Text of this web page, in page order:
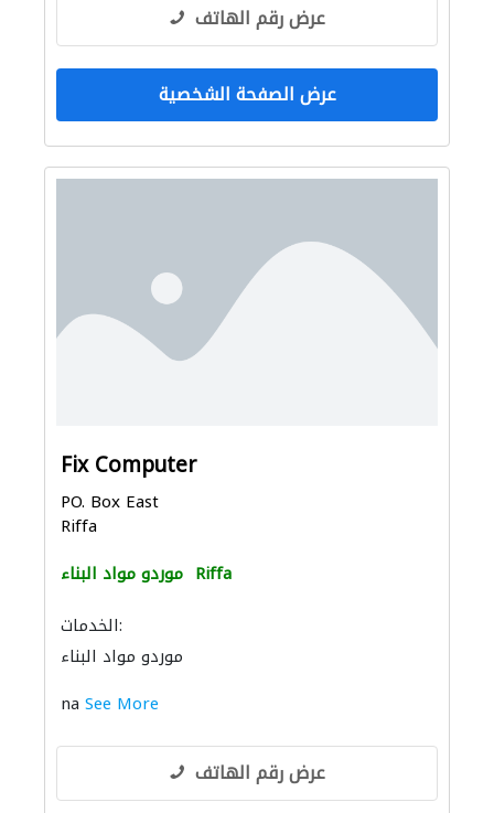
عرض رقم الهاتف
عرض الصفحة الشخصية
Fix Computer
PO. Box East
Riffa
موردو مواد البناء Riffa
الخدمات:
موردو مواد البناء
na See More
عرض رقم الهاتف